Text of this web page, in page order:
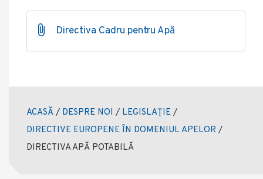
Directiva Cadru pentru Apă
ACASĂ / DESPRE NOI / LEGISLAȚIE /
DIRECTIVE EUROPENE ÎN DOMENIUL APELOR /
DIRECTIVA APĂ POTABILĂ